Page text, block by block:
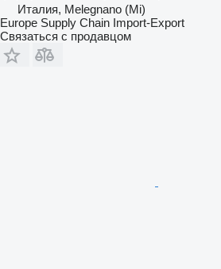
Италия, Melegnano (Mi)
Europe Supply Chain Import-Export
Связаться с продавцом